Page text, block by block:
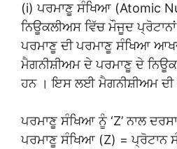
(i) ਪਰਮਾਣੂ ਸੰਖਿਆ (Atomic
ਨਿਊਕਲੀਅਸ ਵਿੱਚ ਮੌਜੂਦ
ਪਰਮਾਣੂ ਦੀ ਪਰਮਾਣੂ ਸੰਖਿਆ
ਮੈਗਨੀਸ਼ੀਅਮ ਦੇ ਪਰਮਾਣੂ ਦੇ
ਹਨ । ਇਸ ਲਈ ਮੈਗਨੀਸ਼ੀਅਮ ਦੀ
ਪਰਮਾਣੂ ਸੰਖਿਆ ਨੂੰ ‘Z’ ਨਾਲ
ਪਰਮਾਣੂ ਸੰਖਿਆ (Z) = ਪ੍ਰੋਟਾਨ